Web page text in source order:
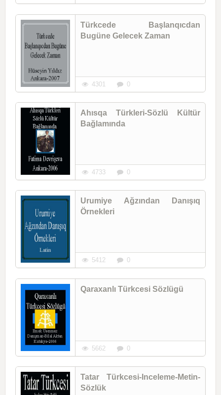
Türkcede Başlanqıcdan
Bugüne Gelecek Zaman
4301 0
Ahısqa Türkleri-Sözlü Kültür
Bağlamında
4733 0
Urumiye Ağzından Danışıq
Örnekleri
5412 0
Qaraxanlı Türkcesi Sözlügü
5662 0
Tatar Türkcesi-Inceleme-Metin-
Sözlük